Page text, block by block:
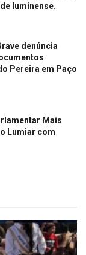
luminense.
denúncia
Pereira em Paço
Mais
Lumiar com